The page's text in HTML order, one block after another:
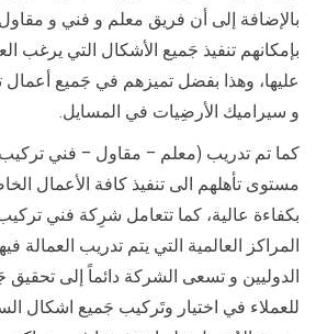
بالإضافة إلى أن فريق معلم و فني و
بإمكانهم تنفيذ جَميع الأشكال التي يرغب
عليها، وهذا بفضل تميزهم في جَميع أعمال
و سيراميك الأرضِيات في المسايل.
كما تم تدريب (معلم – مقاول – فني
مستوى تأهلهم الى تنفيذ كافة الأعمال
بكفاءة عالية، كما تتعامل شرِكة فني
المراكز العالمية التي يتم تدريب العمالة
الدوليين و تسعى الشركة دائماً إلى
للعملاء في اختيار وتَركيب جَميع اشكال